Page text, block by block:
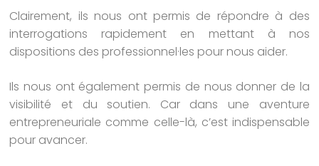
Clairement, ils nous ont permis de répondre à des
interrogations rapidement en mettant à nos
dispositions des professionnel·les pour nous aider.
Ils nous ont également permis de nous donner de la
visibilité et du soutien. Car dans une aventure
entrepreneuriale comme celle-là, c’est indispensable
pour avancer.